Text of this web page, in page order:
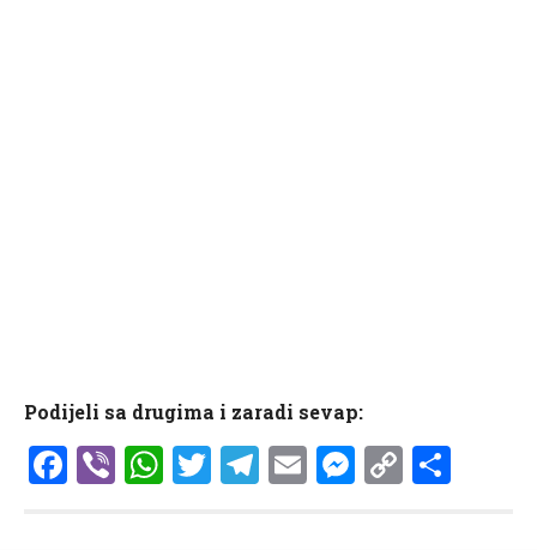
Podijeli sa drugima i zaradi sevap:
Facebook
ViberWhatsApp
Twitter
Telegram
EmailCopy